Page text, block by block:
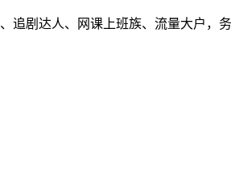
追剧达人、网课上班族、流量大户，